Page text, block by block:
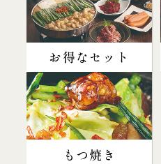
お得なセット
もつ焼き